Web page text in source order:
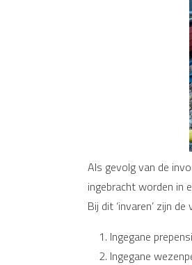
Als gevolg van de
ingebracht worden in
Bij dit ‘invaren’ zijn
Ingegane
Ingegane